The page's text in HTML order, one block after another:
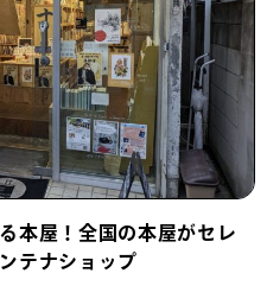
本屋！全国の本屋がセレ
テナショップ